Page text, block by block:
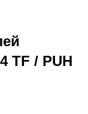
TF / PUH